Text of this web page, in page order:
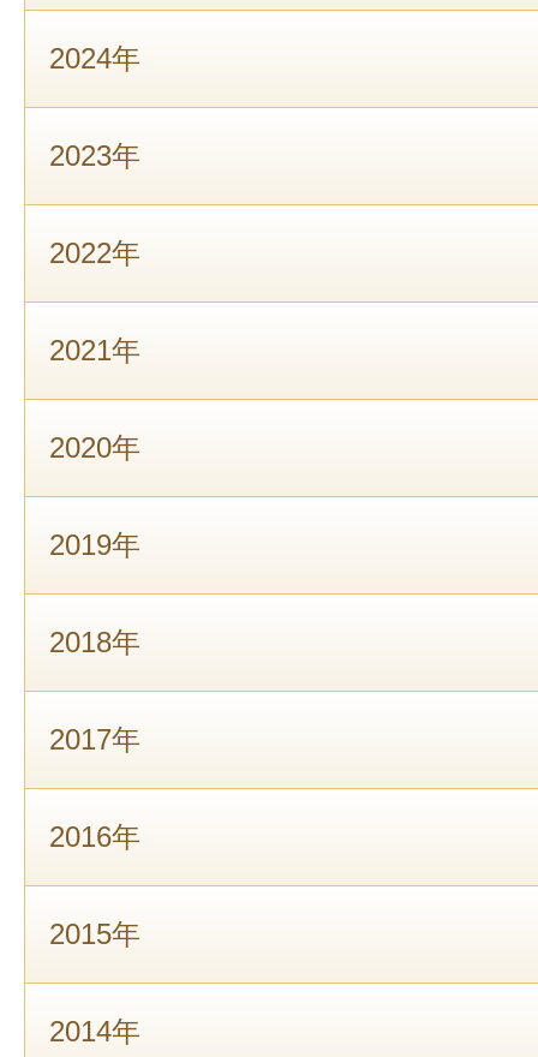
2024年
2023年
2022年
2021年
2020年
2019年
2018年
2017年
2016年
2015年
2014年